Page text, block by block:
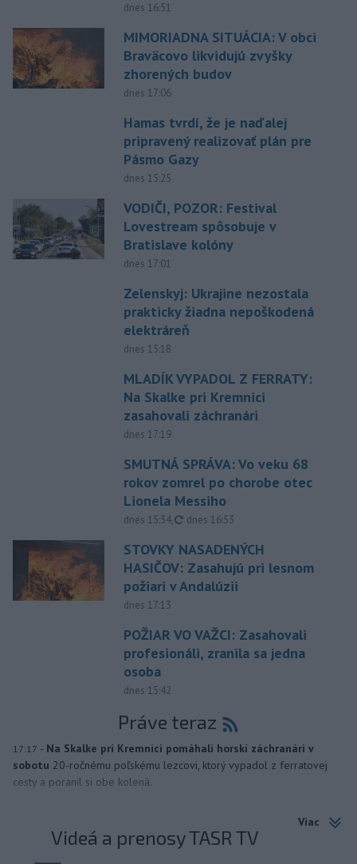
dnes 16:51
MIMORIADNA SITUÁCIA: V obci
Braväcovo likvidujú zvyšky
zhorených budov
dnes 17:06
Hamas tvrdí, že je naďalej
pripravený realizovať plán pre
Pásmo Gazy
dnes 15:25
VODIČI, POZOR: Festival
Lovestream spôsobuje v
Bratislave kolóny
dnes 17:01
Zelenskyj: Ukrajine nezostala
prakticky žiadna nepoškodená
elektráreň
dnes 15:18
MLADÍK VYPADOL Z FERRATY:
Na Skalke pri Kremnici
zasahovali záchranári
dnes 17:19
SMUTNÁ SPRÁVA: Vo veku 68
rokov zomrel po chorobe otec
Lionela Messiho
dnes 15:34, aktualizované
dnes 16:53
STOVKY NASADENÝCH
HASIČOV: Zasahujú pri lesnom
požiari v Andalúzii
dnes 17:13
POŽIAR VO VAŽCI: Zasahovali
profesionáli, zranila sa jedna
osoba
dnes 15:42
Práve teraz
17:17 - Na Skalke pri Kremnici pomáhali horskí záchranári v
sobotu 20-ročnému poľskému lezcovi, ktorý vypadol z ferratovej
cesty a poranil si obe kolená.
Viac
Videá a prenosy TASR TV